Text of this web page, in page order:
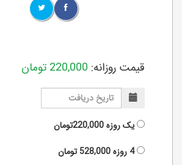
قیمت روزانه: 220,000 تومان
یک روزه220,000تومان
4 روزه
528,000تومان